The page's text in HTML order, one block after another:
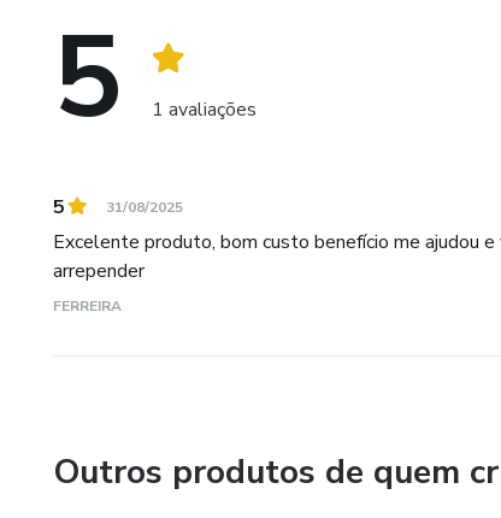
Envolver amigos ou
Acredite no seu
5 1 avaliações
5 31/08/2025
Excelente produto, bom custo benefício me ajudou
arrepender
FERREIRA
Outros produtos de quem